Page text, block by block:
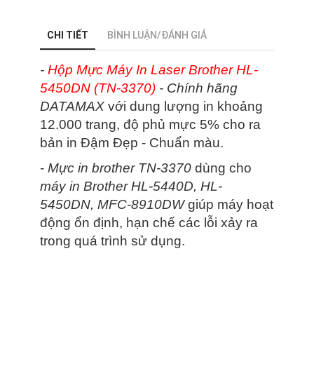
CHI TIẾT BÌNH LUẬN/ĐÁNH GIÁ
-Hộp Mực Máy In Laser Brother HL-
5450DN (TN-3370) - Chính hãng
DATAMAX với dung lượng in khoảng
12.000 trang, độ phủ mực 5% cho ra
bản in Đậm Đẹp - Chuẩn màu.
-Mực in brother TN-3370 dùng cho
máy in Brother HL-5440D, HL-
5450DN, MFC-8910DWgiúp máy hoạt
động ổn định, hạn chế các lỗi xảy ra
trong quá trình sử dụng.